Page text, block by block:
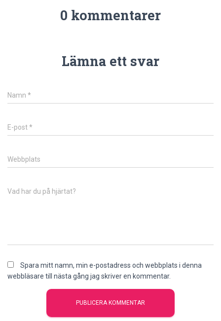
0 kommentarer
Lämna ett svar
Namn *
E-post*
Webbplats
Vad har du på hjärtat?
Spara mitt namn, min e-postadress och webbplats i denna
webbläsare till nästa gång jag skriver en kommentar.